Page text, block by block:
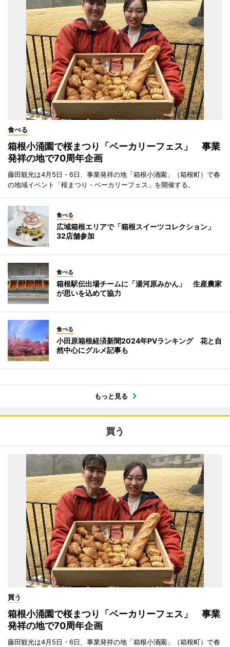
食べる
箱根小涌園で桜まつり「ベーカリーフェス」 事業
発祥の地で70周年企画
藤田観光は4月5日・6日、事業発祥の地「箱根小涌園」（箱根町）で春
の地域イベント「桜まつり・ベーカリーフェス」を開催する。
食べる
広域箱根エリアで「箱根スイーツコレクション」
32店舗参加
食べる
箱根駅伝出場チームに「湯河原みかん」 生産農家
が思いを込めて協力
食べる
小田原箱根経済新聞2024年PVランキング 花と自
然中心にグルメ記事も
もっと見る
買う
買う
箱根小涌園で桜まつり「ベーカリーフェス」 事業
発祥の地で70周年企画
藤田観光は4月5日・6日、事業発祥の地「箱根小涌園」（箱根町）で春